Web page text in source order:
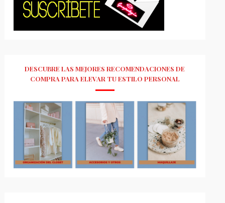
DESCUBRE LAS MEJORES RECOMENDACIONES DE
COMPRA PARA ELEVAR TU ESTILO PERSONAL